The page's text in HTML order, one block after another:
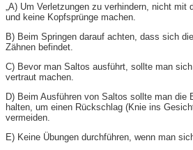
„A) Um Verletzungen zu verhindern, nicht mit
und keine Kopfsprünge machen.
B) Beim Springen darauf achten, dass sich
Zähnen befindet.
C) Bevor man Saltos ausführt, sollte man
vertraut machen.
D) Beim Ausführen von Saltos sollte man die
halten, um einen Rückschlag (Knie ins
vermeiden.
E) Keine Übungen durchführen, wenn man